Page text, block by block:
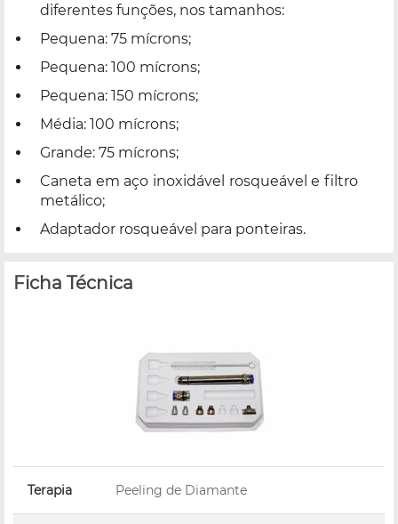
diferentes funções, nos tamanhos:
Pequena: 75 mícrons;
Pequena: 100 mícrons;
Pequena: 150 mícrons;
Média: 100 mícrons;
Grande: 75 mícrons;
Caneta em aço inoxidável rosqueável e filtro
metálico;
Adaptador rosqueável para ponteiras.
Ficha Técnica
Terapia Peeling de Diamante